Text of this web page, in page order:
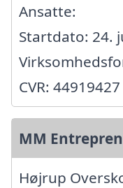
Ansatte:
Startdato: 24.
CVR: 44919427
MM
Højrup